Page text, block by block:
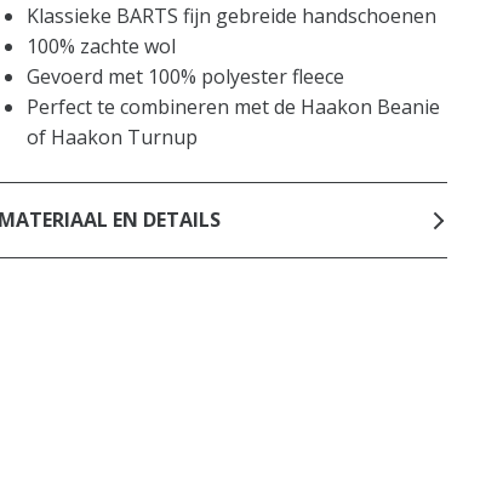
Klassieke BARTS fijn gebreide handschoenen
100% zachte wol
Gevoerd met 100% polyester fleece
Perfect te combineren met de Haakon Beanie
of Haakon Turnup
MATERIAAL EN DETAILS